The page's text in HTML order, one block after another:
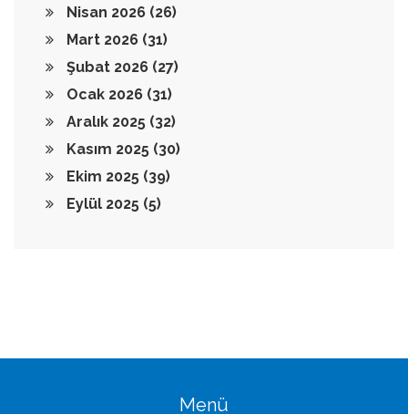
Nisan 2026 (26)
Mart 2026 (31)
Şubat 2026 (27)
Ocak 2026 (31)
Aralık 2025 (32)
Kasım 2025 (30)
Ekim 2025 (39)
Eylül 2025 (5)
Menü